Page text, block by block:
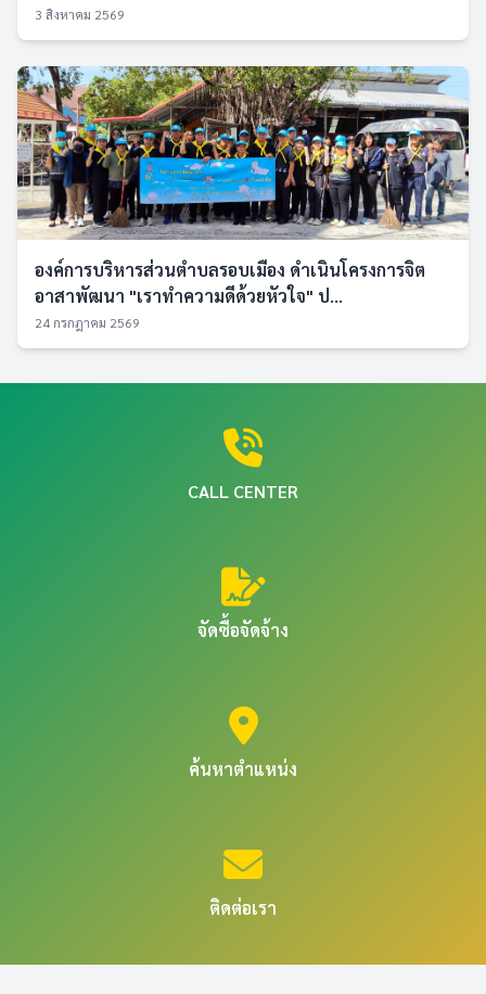
3 สิงหาคม 2569
องค์การบริหารส่วนตำบลรอบเมือง ดำเนินโครงการจิต
อาสาพัฒนา "เราทำความดีด้วยหัวใจ" ป...
24 กรกฎาคม 2569
CALL CENTER
จัดซื้อจัดจ้าง
ค้นหาตำแหน่ง
ติดต่อเรา